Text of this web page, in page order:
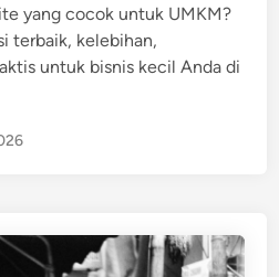
yang cocok untuk UMKM?
terbaik, kelebihan,
untuk bisnis kecil Anda di